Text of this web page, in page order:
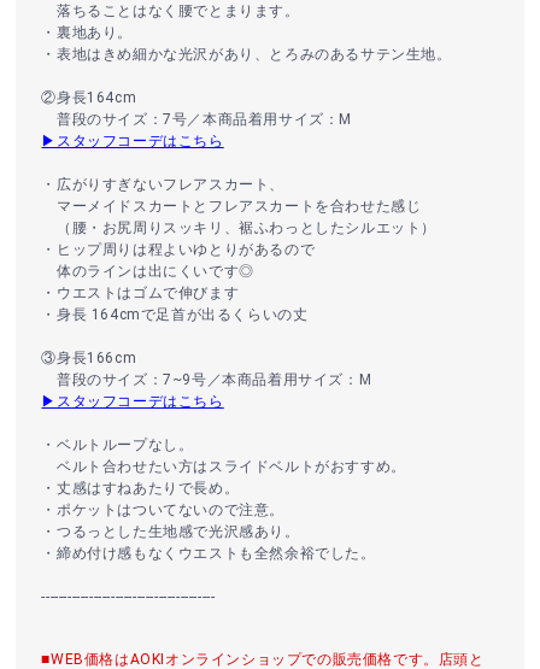
落ちることはなく腰でとまります。
・裏地あり。
・表地はきめ細かな光沢があり、とろみのあるサテン生地。
②身長164cm
普段のサイズ：7号／本商品着用サイズ：M
▶スタッフコーデはこちら
・広がりすぎないフレアスカート、
マーメイドスカートとフレアスカートを合わせた感じ
（腰・お尻周りスッキリ、裾ふわっとしたシルエット）
・ヒップ周りは程よいゆとりがあるので
体のラインは出にくいです◎
・ウエストはゴムで伸びます
・身長 164cmで足首が出るくらいの丈
③身長166cm
普段のサイズ：7~9号／本商品着用サイズ：M
▶スタッフコーデはこちら
・ベルトループなし。
ベルト合わせたい方はスライドベルトがおすすめ。
・丈感はすねあたりで長め。
・ポケットはついてないので注意。
・つるっとした生地感で光沢感あり。
・締め付け感もなくウエストも全然余裕でした。
----------------------------------------
■WEB価格はAOKIオンラインショップでの販売価格です。店頭と